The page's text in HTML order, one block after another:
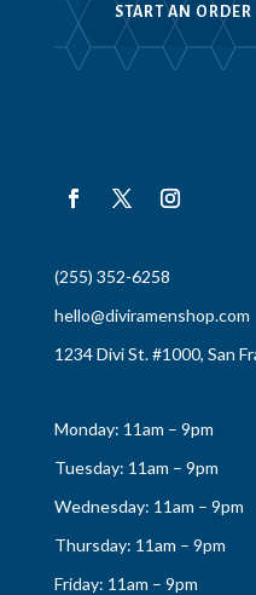
START AN ORDER
(255) 352-6258
hello@diviramenshop.com
1234 Divi St. #1000, San
Monday: 11am – 9pm
Tuesday: 11am – 9pm
Wednesday: 11am – 9pm
Thursday: 11am – 9pm
Friday: 11am – 9pm